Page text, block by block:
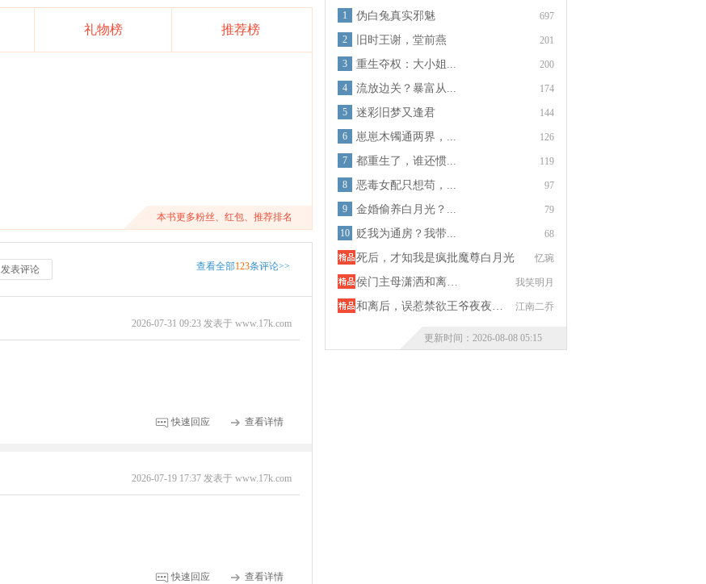
礼物榜 推荐榜
本书更多粉丝、红包、推荐排名
查看全部123条评论>>
发表评论
2026-07-31 09:23 发表于 www.17k.com
快速回应 查看详情
2026-07-19 17:37 发表于 www.17k.com
快速回应 查看详情
697
1 伪白兔真实邪魅
201
2 旧时王谢，堂前燕
200
3 重生夺权：大小姐...
174
4 流放边关？暴富从...
144
5 迷彩旧梦又逢君
126
6 崽崽木镯通两界，...
119
7 都重生了，谁还惯...
97
8 恶毒女配只想苟，...
79
9 金婚偷养白月光？...
68
10 贬我为通房？我带...
忆琬
死后，才知我是疯批魔尊白月光
我笑明月
侯门主母潇洒和离…
江南二乔
和离后，误惹禁欲王爷夜夜…
更新时间：2026-08-08 05:15